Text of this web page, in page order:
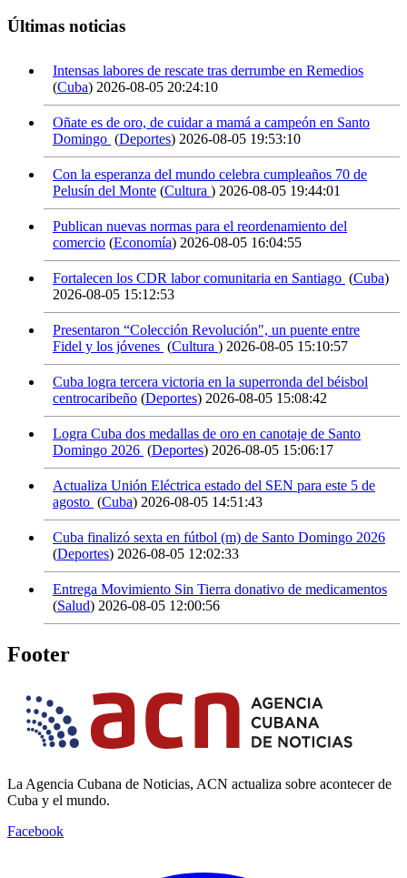
Últimas noticias
Intensas labores de rescate tras derrumbe en Remedios
(Cuba) 2026-08-05 20:24:10
Oñate es de oro, de cuidar a mamá a campeón en Santo
Domingo (Deportes) 2026-08-05 19:53:10
Con la esperanza del mundo celebra cumpleaños 70 de
Pelusín del Monte (Cultura ) 2026-08-05 19:44:01
Publican nuevas normas para el reordenamiento del
comercio (Economía) 2026-08-05 16:04:55
Fortalecen los CDR labor comunitaria en Santiago (Cuba)
2026-08-05 15:12:53
Presentaron “Colección Revolución", un puente entre
Fidel y los jóvenes (Cultura ) 2026-08-05 15:10:57
Cuba logra tercera victoria en la superronda del béisbol
centrocaribeño (Deportes) 2026-08-05 15:08:42
Logra Cuba dos medallas de oro en canotaje de Santo
Domingo 2026 (Deportes) 2026-08-05 15:06:17
Actualiza Unión Eléctrica estado del SEN para este 5 de
agosto (Cuba) 2026-08-05 14:51:43
Cuba finalizó sexta en fútbol (m) de Santo Domingo 2026
(Deportes) 2026-08-05 12:02:33
Entrega Movimiento Sin Tierra donativo de medicamentos
(Salud) 2026-08-05 12:00:56
Footer
La Agencia Cubana de Noticias, ACN actualiza sobre acontecer de
Cuba y el mundo.
Facebook